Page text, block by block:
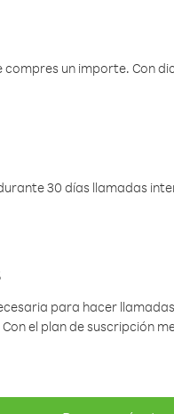
un importe. Con
30 días llamadas
para hacer
el plan de suscripción